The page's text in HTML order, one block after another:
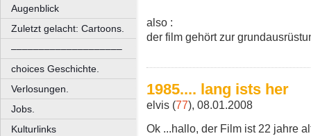
Augenblick
Zuletzt gelacht: Cartoons.
––––––––––––––––––––
choices Geschichte.
Verlosungen.
Jobs.
Kulturlinks
also :
der film gehört zur
1985.... lang ists her
elvis (77), 08.01.2008
Ok ...hallo, der Film ist 22 jahre